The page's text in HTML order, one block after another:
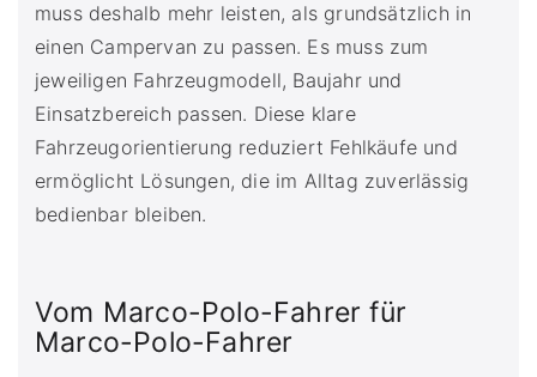
muss deshalb mehr leisten, als grundsätzlich in
einen Campervan zu passen. Es muss zum
jeweiligen Fahrzeugmodell, Baujahr und
Einsatzbereich passen. Diese klare
Fahrzeugorientierung reduziert Fehlkäufe und
ermöglicht Lösungen, die im Alltag zuverlässig
bedienbar bleiben.
Vom Marco-Polo-Fahrer für
Marco-Polo-Fahrer